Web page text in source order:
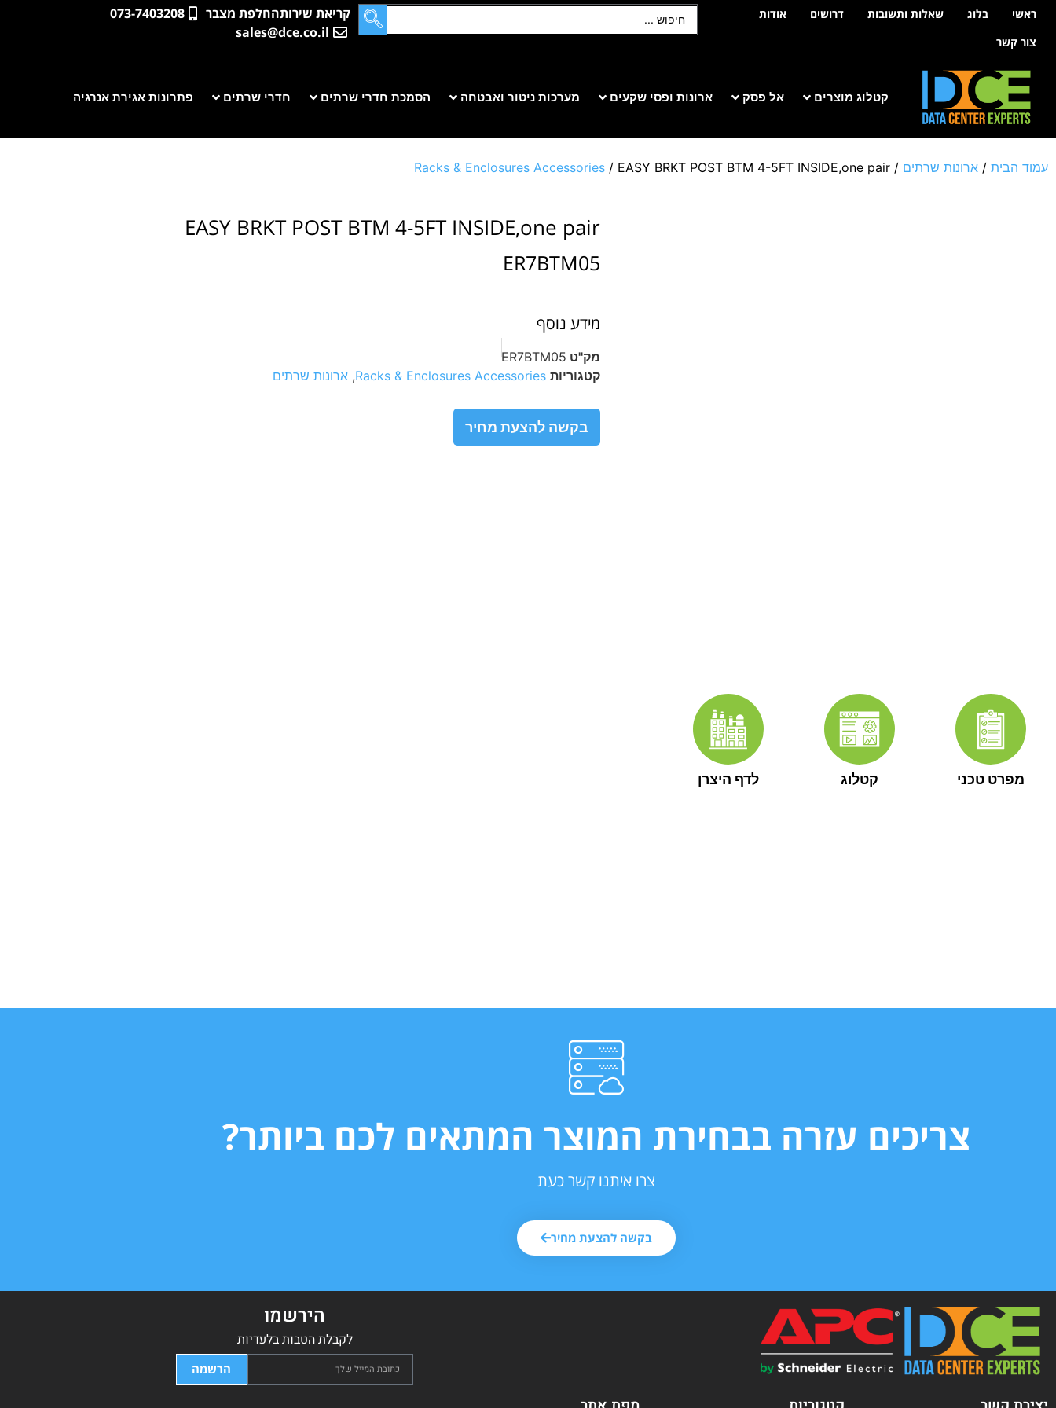
לתוכןראשי בלוג שאלות ותשובות דרושים
אודות
צור קשר
קריאת שירותהחלפת מצבר
073-7403208
sales@dce.co.il
קטלוג מוצרים אל פסק ארונות ופסי שקעים מערכות ניטור ואבטחה הסמכת חדרי שרתים חדרי שרתים פתרונות אגירת אנרגיה
עמוד הבית / ארונות שרתים /
Racks & Enclosures Accessories / EASY BRKT POST BTM 4-5FT INSIDE,one pair
EASY BRKT POST BTM 4-5FT INSIDE,one pair
ER7BTM05
מידע נוסף
מק"ט ER7BTM05
קטגוריות Racks & Enclosures Accessories
, ארונות שרתים
בקשה להצעת מחיר
מפרט טכני קטלוג לדף היצרן
צריכים עזרה בבחירת המוצר המתאים לכם ביותר?
צרו איתנו קשר כעת
בקשה להצעת מחיר
הירשמו
לקבלת הטבות בלעדיות
הרשמה